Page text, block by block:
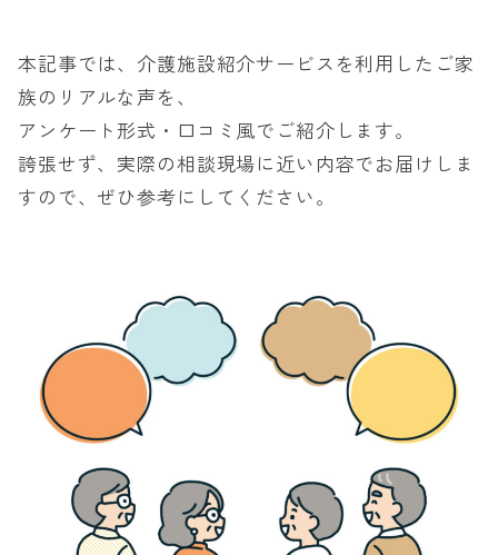
本記事では、介護施設紹介サービスを利用したご家
族のリアルな声を、
アンケート形式・口コミ風でご紹介します。
誇張せず、実際の相談現場に近い内容でお届けしま
すので、ぜひ参考にしてください。